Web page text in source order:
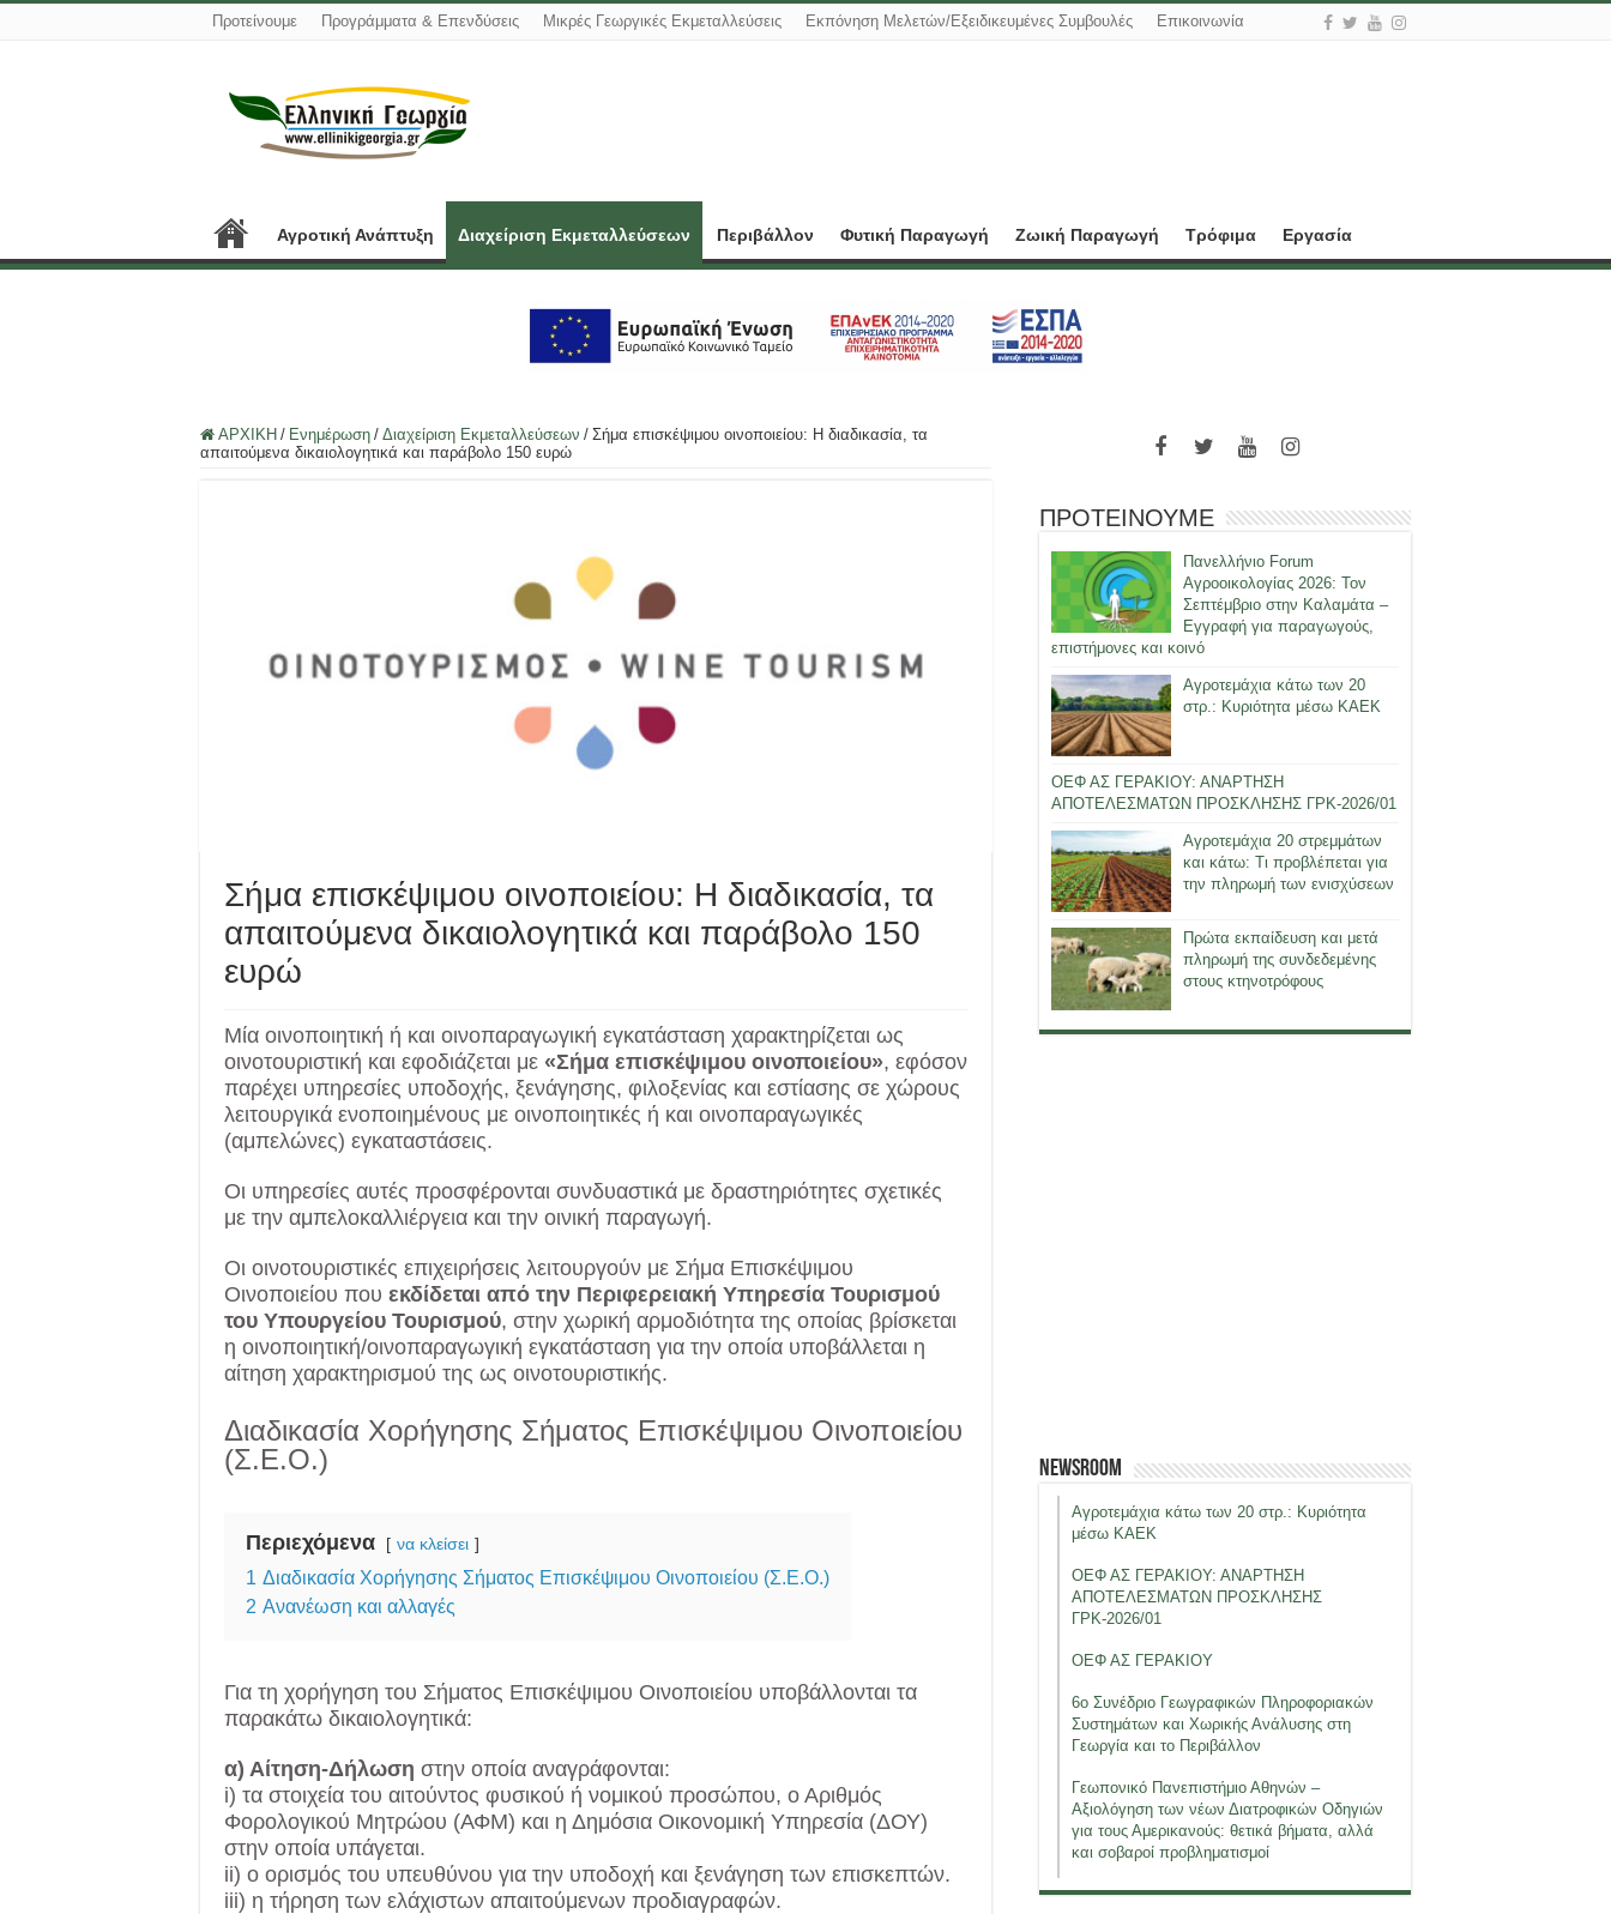
Προτείνουμε Προγράμματα & Επενδύσεις Μικρές Γεωργικές Εκμεταλλεύσεις Εκπόνηση Μελετών/Εξειδικευμένες Συμβουλές Επικοινωνία
Αγροτική Ανάπτυξη Διαχείριση Εκμεταλλεύσεων Περιβάλλον Φυτική Παραγωγή Ζωική Παραγωγή Τρόφιμα Εργασία
ΑΡΧΙΚΗ / Ενημέρωση / Διαχείριση Εκμεταλλεύσεων / Σήμα επισκέψιμου οινοποιείου: Η διαδικασία, τα
απαιτούμενα δικαιολογητικά και παράβολο 150 ευρώ
Σήμα επισκέψιμου οινοποιείου: Η διαδικασία, τα
απαιτούμενα δικαιολογητικά και παράβολο 150
ευρώ
Μία οινοποιητική ή και οινοπαραγωγική εγκατάσταση χαρακτηρίζεται ως
οινοτουριστική και εφοδιάζεται με «Σήμα επισκέψιμου οινοποιείου», εφόσον
παρέχει υπηρεσίες υποδοχής, ξενάγησης, φιλοξενίας και εστίασης σε χώρους
λειτουργικά ενοποιημένους με οινοποιητικές ή και οινοπαραγωγικές
(αμπελώνες) εγκαταστάσεις.
Οι υπηρεσίες αυτές προσφέρονται συνδυαστικά με δραστηριότητες σχετικές
με την αμπελοκαλλιέργεια και την οινική παραγωγή.
Οι οινοτουριστικές επιχειρήσεις λειτουργούν με Σήμα Επισκέψιμου
Οινοποιείου που εκδίδεται από την Περιφερειακή Υπηρεσία Τουρισμού
του Υπουργείου Τουρισμού, στην χωρική αρμοδιότητα της οποίας βρίσκεται
η οινοποιητική/οινοπαραγωγική εγκατάσταση για την οποία υποβάλλεται η
αίτηση χαρακτηρισμού της ως οινοτουριστικής.
Διαδικασία Χορήγησης Σήματος Επισκέψιμου Οινοποιείου
(Σ.Ε.Ο.)
Περιεχόμενα να κλείσει
1 Διαδικασία Χορήγησης Σήματος Επισκέψιμου Οινοποιείου (Σ.Ε.Ο.)
2 Ανανέωση και αλλαγές
Για τη χορήγηση του Σήματος Επισκέψιμου Οινοποιείου υποβάλλονται τα
παρακάτω δικαιολογητικά:
α) Αίτηση-Δήλωση στην οποία αναγράφονται:
i) τα στοιχεία του αιτούντος φυσικού ή νομικού προσώπου, ο Αριθμός
Φορολογικού Μητρώου (ΑΦΜ) και η Δημόσια Οικονομική Υπηρεσία (ΔΟΥ)
στην οποία υπάγεται.
ii) ο ορισμός του υπευθύνου για την υποδοχή και ξενάγηση των επισκεπτών.
iii) η τήρηση των ελάχιστων απαιτούμενων προδιαγραφών.
ΠΡΟΤΕΙΝΟΥΜΕ
Πανελλήνιο Forum
Αγροοικολογίας 2026: Τον
Σεπτέμβριο στην Καλαμάτα –
Εγγραφή για παραγωγούς,
επιστήμονες και κοινό
Αγροτεμάχια κάτω των 20
στρ.: Κυριότητα μέσω ΚΑΕΚ
ΟΕΦ ΑΣ ΓΕΡΑΚΙΟΥ: ΑΝΑΡΤΗΣΗ
ΑΠΟΤΕΛΕΣΜΑΤΩΝ ΠΡΟΣΚΛΗΣΗΣ ΓΡΚ-2026/01
Αγροτεμάχια 20 στρεμμάτων
και κάτω: Τι προβλέπεται για
την πληρωμή των ενισχύσεων
Πρώτα εκπαίδευση και μετά
πληρωμή της συνδεδεμένης
στους κτηνοτρόφους
Newsroom
Αγροτεμάχια κάτω των 20 στρ.: Κυριότητα
μέσω ΚΑΕΚ
ΟΕΦ ΑΣ ΓΕΡΑΚΙΟΥ: ΑΝΑΡΤΗΣΗ
ΑΠΟΤΕΛΕΣΜΑΤΩΝ ΠΡΟΣΚΛΗΣΗΣ
ΓΡΚ-2026/01
ΟΕΦ ΑΣ ΓΕΡΑΚΙΟΥ
6ο Συνέδριο Γεωγραφικών Πληροφοριακών
Συστημάτων και Χωρικής Ανάλυσης στη
Γεωργία και το Περιβάλλον
Γεωπονικό Πανεπιστήμιο Αθηνών –
Αξιολόγηση των νέων Διατροφικών Οδηγιών
για τους Αμερικανούς: θετικά βήματα, αλλά
και σοβαροί προβληματισμοί